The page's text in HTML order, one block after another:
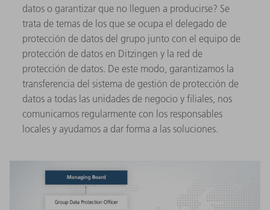
datos o garantizar que no lleguen a producirse? Se
trata de temas de los que se ocupa el delegado de
protección de datos del grupo junto con el equipo de
protección de datos en Ditzingen y la red de
protección de datos. De este modo, garantizamos la
transferencia del sistema de gestión de protección de
datos a todas las unidades de negocio y filiales, nos
comunicamos regularmente con los responsables
locales y ayudamos a dar forma a las soluciones.